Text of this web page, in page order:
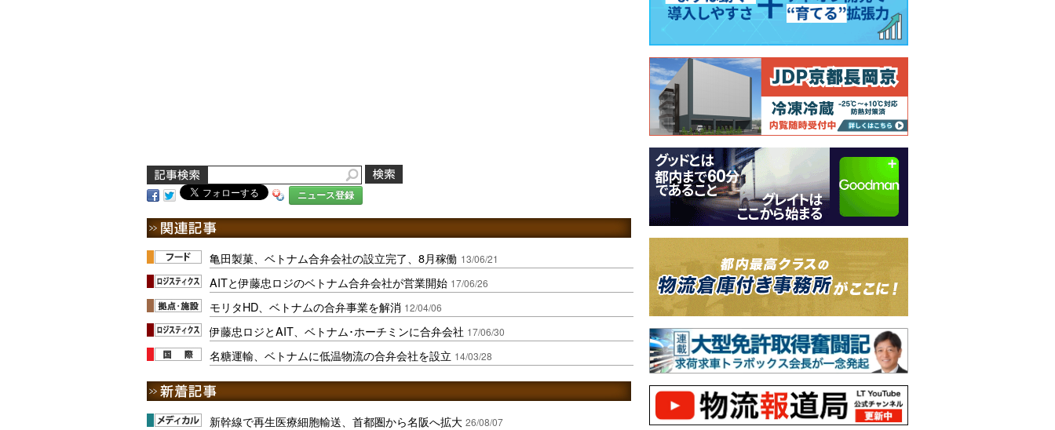
ニュース登録
亀田製菓、ベトナム合弁会社の設立完了、8月稼働 13/06/21
AITと伊藤忠ロジのベトナム合弁会社が営業開始 17/06/26
モリタHD、ベトナムの合弁事業を解消 12/04/06
伊藤忠ロジとAIT、ベトナム･ホーチミンに合弁会社 17/06/30
名糖運輸、ベトナムに低温物流の合弁会社を設立 14/03/28
新幹線で再生医療細胞輸送、首都圏から名阪へ拡大 26/08/07